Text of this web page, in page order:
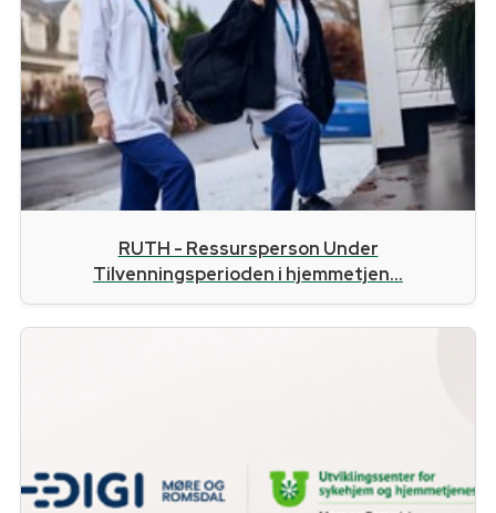
RUTH - Ressursperson Under
Tilvenningsperioden i hjemmetjen...